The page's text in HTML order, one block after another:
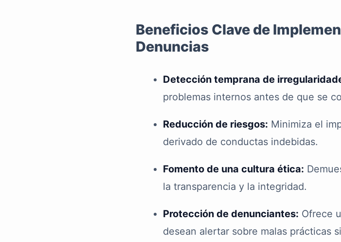
Beneficios Clave de
Denuncias
Detección temprana de
problemas internos antes de que se
Reducción de riesgos: Minimiza el
derivado de conductas indebidas.
Fomento de una cultura ética:
la transparencia y la integridad.
Protección de denunciantes: Ofrece
desean alertar sobre malas prácticas